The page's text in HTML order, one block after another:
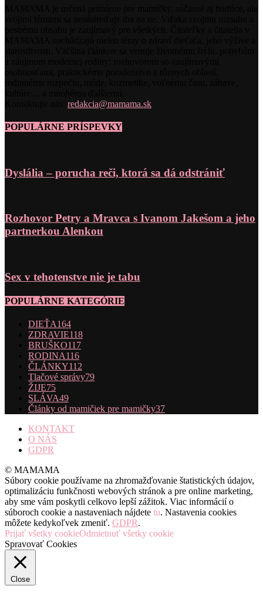
redakcia@mamama.sk
POPULÁRNE PRÍSPEVKY
Dyslália – porucha reči, ktorá sa dá odstrániť
Rozhovor Petry a Mravca s Ivanom Jakešom a jeho
partnerkou Alenkou
Sex v tehotenstve nie je tabu
POPULÁRNE KATEGÓRIE
DIEŤA164
ZDRAVIE118
BRUŠKO117
RODINA116
ČLÁNKY112
Tlačové správy79
ŽIJE75
SLÁVA49
Články od mamičiek pre mamičky37
KONTAKT
O NÁS
GDPR
© MAMAMA
Súbory cookie používame na zhromažďovanie štatistických údajov,
optimalizáciu funkčnosti webových stránok a pre online marketing,
aby sme vám poskytli celkovo lepší zážitok. Viac informácií o
súboroch cookie a nastaveniach nájdete tu. Nastavenia cookies
môžete kedykoľvek zmeniť. GDPR.
Prijať všetky cookieOdmietnuť všetky cookie
Spravovať Cookies
Close